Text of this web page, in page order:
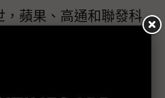
蘋果、高通和聯發科
光線追蹤功能，這代
統主機如Xbox或
過掌上型裝置暢玩3A